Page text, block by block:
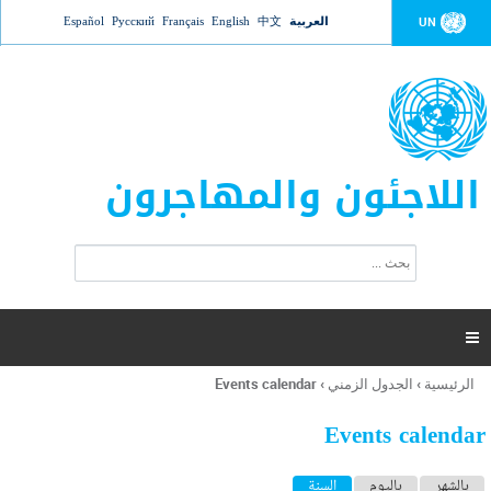
Jump to navigation UN العربية 中文
English
Français
Русский
Español
اللاجئون والمهاجرون
ت
ر
ل
ح
ب

أنت
هنا
الرئيسية › الجدول الزمني ›
Events calendar
Events calendar